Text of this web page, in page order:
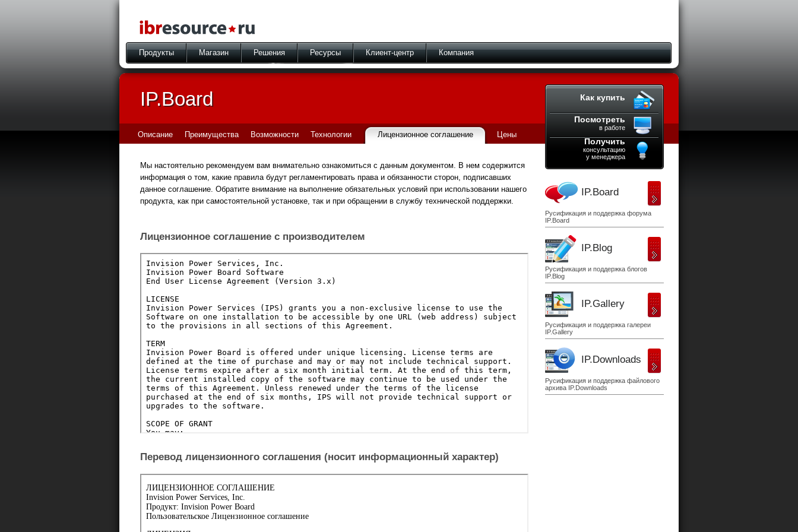
Продукты Магазин Решения Ресурсы Клиент-центр Компания
IP.Board
Описание Преимущества Возможности Технологии Лицензионное соглашение Цены
Как купить
Посмотреть
в работе
Получить
консультацию
у менеджера
IP.Board
Русификация и поддержка форума
IP.Board
IP.Blog
Русификация и поддержка блогов
IP.Blog
IP.Gallery
Русификация и поддержка галереи
IP.Gallery
IP.Downloads
Русификация и поддержка файлового
архива IP.Downloads
Мы настоятельно рекомендуем вам внимательно ознакомиться с данным документом. В нем содержится
информация о том, какие правила будут регламентировать права и обязанности сторон, подписавших
данное соглашение. Обратите внимание на выполнение обязательных условий при использовании нашего
продукта, как при самостоятельной установке, так и при обращении в службу технической поддержки.
Лицензионное соглашение с производителем
Перевод лицензионного соглашения (носит информационный характер)